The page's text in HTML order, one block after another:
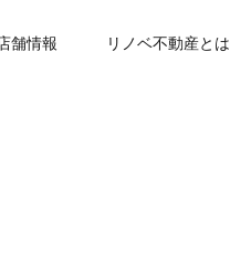
舗情報 リノベ不動産とは